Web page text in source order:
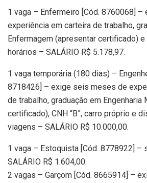
1 vaga – Enfermeiro [Cód. 8760068]
experiência em carteira de trabalho,
Enfermagem (apresentar certificado)
horários – SALÁRIO R$ 5.178,97.
1 vaga temporária (180 dias) –
8718426] – exige seis meses de
de trabalho, graduação em Engenharia
certificado), CNH “B”, carro próprio e
viagens – SALÁRIO R$ 10.000,00.
1 vaga – Estoquista [Cód. 8778922] –
SALÁRIO R$ 1.604,00.
2 vagas – Garçom [Cód. 8665914] –